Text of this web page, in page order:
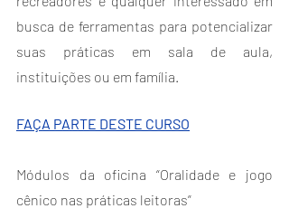
busca de ferramentas para potencializar
suas práticas em sala de aula,
instituições ou em família.
FAÇA PARTE DESTE CURSO
Módulos da oficina “Oralidade e jogo
cênico nas práticas leitoras”